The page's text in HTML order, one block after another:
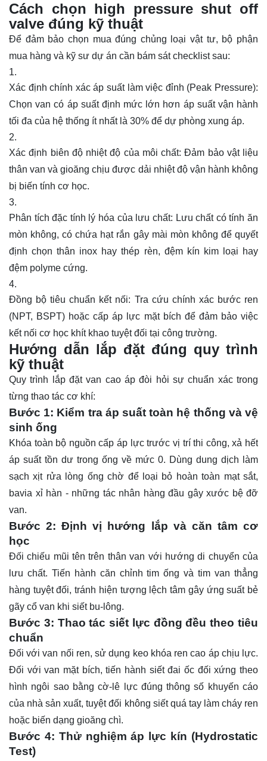
Cách chọn high pressure shut off
valve đúng kỹ thuật
Để đảm bảo chọn mua đúng chủng loại vật tư, bộ phận
mua hàng và kỹ sư dự án cần bám sát checklist sau:
Xác định chính xác áp suất làm việc đỉnh (Peak Pressure):
Chọn van có áp suất định mức lớn hơn áp suất vận hành
tối đa của hệ thống ít nhất là 30% để dự phòng xung áp.
Xác định biên độ nhiệt độ của môi chất: Đảm bảo vật liệu
thân van và gioăng chịu được dải nhiệt độ vận hành không
bị biến tính cơ học.
Phân tích đặc tính lý hóa của lưu chất: Lưu chất có tính ăn
mòn không, có chứa hạt rắn gây mài mòn không để quyết
định chọn thân inox hay thép rèn, đệm kín kim loại hay
đệm polyme cứng.
Đồng bộ tiêu chuẩn kết nối: Tra cứu chính xác bước ren
(NPT, BSPT) hoặc cấp áp lực mặt bích để đảm bảo việc
kết nối cơ học khít khao tuyệt đối tại công trường.
Hướng dẫn lắp đặt đúng quy trình
kỹ thuật
Quy trình lắp đặt van cao áp đòi hỏi sự chuẩn xác trong
từng thao tác cơ khí:
Bước 1: Kiểm tra áp suất toàn hệ thống và vệ
sinh ống
Khóa toàn bộ nguồn cấp áp lực trước vị trí thi công, xả hết
áp suất tồn dư trong ống về mức 0. Dùng dung dịch làm
sạch xịt rửa lòng ống chờ để loại bỏ hoàn toàn mạt sắt,
bavia xỉ hàn - những tác nhân hàng đầu gây xước bệ đỡ
van.
Bước 2: Định vị hướng lắp và căn tâm cơ
học
Đối chiếu mũi tên trên thân van với hướng di chuyển của
lưu chất. Tiến hành căn chỉnh tim ống và tim van thẳng
hàng tuyệt đối, tránh hiện tượng lệch tâm gây ứng suất bẻ
gãy cổ van khi siết bu-lông.
Bước 3: Thao tác siết lực đồng đều theo tiêu
chuẩn
Đối với van nối ren, sử dụng keo khóa ren cao áp chịu lực.
Đối với van mặt bích, tiến hành siết đai ốc đối xứng theo
hình ngôi sao bằng cờ-lê lực đúng thông số khuyến cáo
của nhà sản xuất, tuyệt đối không siết quá tay làm cháy ren
hoặc biến dạng gioăng chì.
Bước 4: Thử nghiệm áp lực kín (Hydrostatic
Test)